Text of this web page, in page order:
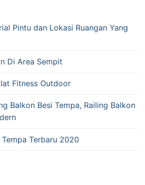
Pintu dan Lokasi Ruangan Yang
Di Area Sempit
Fitness Outdoor
Balkon Besi Tempa, Railing Balkon
Terbaru 2020